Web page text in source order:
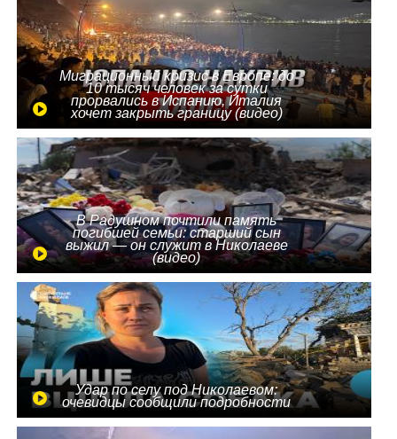
Миграционный кризис в Европе: до
10 тысяч человек за сутки
прорвались в Испанию, Италия
хочет закрыть границу (видео)
В Радушном почтили память
погибшей семьи: старший сын
выжил — он служит в Николаеве
(видео)
Удар по селу под Николаевом:
очевидцы сообщили подробности